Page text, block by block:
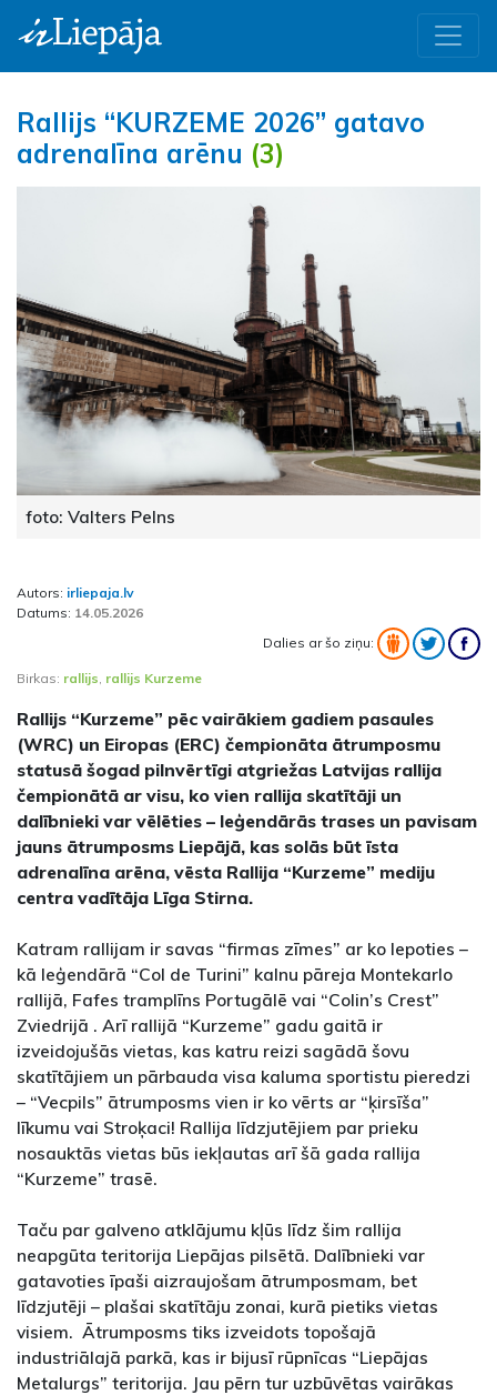
Rallijs “KURZEME 2026” gatavo
adrenalīna arēnu (3)
foto: Valters Pelns
Autors: irliepaja.lv
Datums: 14.05.2026
Dalies ar šo ziņu:
Birkas: rallijs rallijs Kurzeme
Rallijs “Kurzeme” pēc vairākiem gadiem pasaules
(WRC) un Eiropas (ERC) čempionāta ātrumposmu
statusā šogad pilnvērtīgi atgriežas Latvijas rallija
čempionātā ar visu, ko vien rallija skatītāji un
dalībnieki var vēlēties – leģendārās trases un pavisam
jauns ātrumposms Liepājā, kas solās būt īsta
adrenalīna arēna, vēsta Rallija “Kurzeme” mediju
centra vadītāja Līga Stirna.
Katram rallijam ir savas “firmas zīmes” ar ko lepoties –
kā leģendārā “Col de Turini” kalnu pāreja Montekarlo
rallijā, Fafes tramplīns Portugālē vai “Colin’s Crest”
Zviedrijā . Arī rallijā “Kurzeme” gadu gaitā ir
izveidojušās vietas, kas katru reizi sagādā šovu
skatītājiem un pārbauda visa kaluma sportistu pieredzi
– “Vecpils” ātrumposms vien ir ko vērts ar “ķirsīša”
līkumu vai Stroķaci! Rallija līdzjutējiem par prieku
nosauktās vietas būs iekļautas arī šā gada rallija
“Kurzeme” trasē.
Taču par galveno atklājumu kļūs līdz šim rallija
neapgūta teritorija Liepājas pilsētā. Dalībnieki var
gatavoties īpaši aizraujošam ātrumposmam, bet
līdzjutēji – plašai skatītāju zonai, kurā pietiks vietas
visiem. Ātrumposms tiks izveidots topošajā
industriālajā parkā, kas ir bijusī rūpnīcas “Liepājas
Metalurgs” teritorija. Jau pērn tur uzbūvētas vairākas